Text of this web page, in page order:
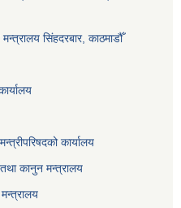
सिंहदरबार, काठमाडौँ
कार्यालय
कानुन मन्त्रालय